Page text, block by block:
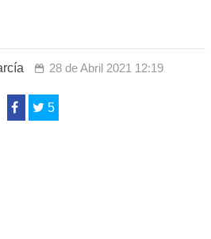
28 de Abril 2021 12:19
5